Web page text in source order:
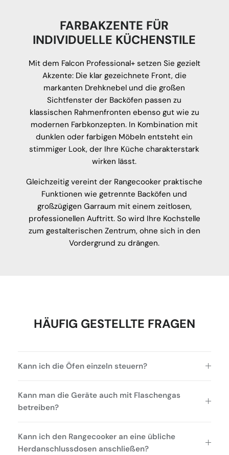
FARBAKZENTE FÜR
INDIVIDUELLE KÜCHENSTILE
Mit dem Falcon Professional+ setzen Sie gezielt
Akzente: Die klar gezeichnete Front, die
markanten Drehknebel und die großen
Sichtfenster der Backöfen passen zu
klassischen Rahmenfronten ebenso gut wie zu
modernen Farbkonzepten. In Kombination mit
dunklen oder farbigen Möbeln entsteht ein
stimmiger Look, der Ihre Küche charakterstark
wirken lässt.
Gleichzeitig vereint der Rangecooker praktische
Funktionen wie getrennte Backöfen und
großzügigen Garraum mit einem zeitlosen,
professionellen Auftritt. So wird Ihre Kochstelle
zum gestalterischen Zentrum, ohne sich in den
Vordergrund zu drängen.
HÄUFIG GESTELLTE FRAGEN
Kann ich die Öfen einzeln steuern?
Kann man die Geräte auch mit Flaschengas
betreiben?
Kann ich den Rangecooker an eine übliche
Herdanschlussdosen anschließen?